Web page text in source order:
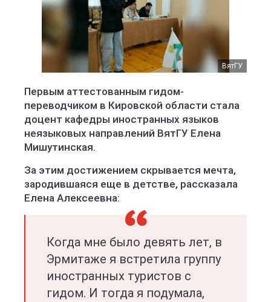
ВятГУ
Первым аттестованным гидом-
переводчиком в Кировской области стала
доцент кафедры иностранных языков
неязыковых направлений ВятГУ Елена
Мишутинская.
За этим достижением скрывается мечта,
зародившаяся еще в детстве, рассказала
Елена Алексеевна:
Когда мне было девять лет, в
Эрмитаже я встретила группу
иностранных туристов с
гидом. И тогда я подумала,